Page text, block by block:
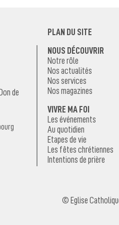
de
PLAN DU SITE
NOUS DÉCOUVRIR
Notre rôle
Nos actualités
Nos services
Nos magazines
VIVRE MA FOI
Les événements
Au quotidien
Etapes de vie
Les fêtes chrétiennes
Intentions de prière
© Eglise